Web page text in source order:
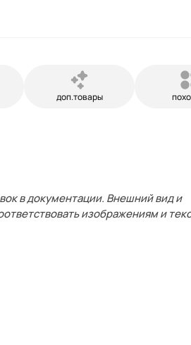
доп.товары
в документации. Внешний вид и
изображениям и